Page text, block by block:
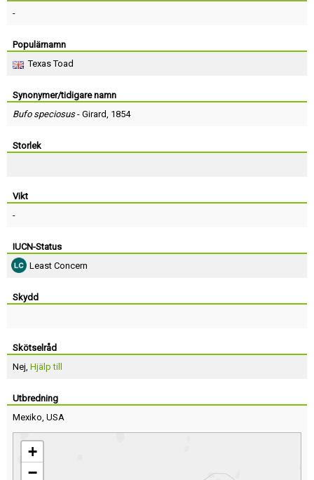
-
Populärnamn
Texas Toad
Synonymer/tidigare namn
Bufo speciosus- Girard, 1854
Storlek
Vikt
-
IUCN-Status
Least Concern
Skydd
Skötselråd
Nej, Hjälp till
Utbredning
Mexiko, USA
+
−